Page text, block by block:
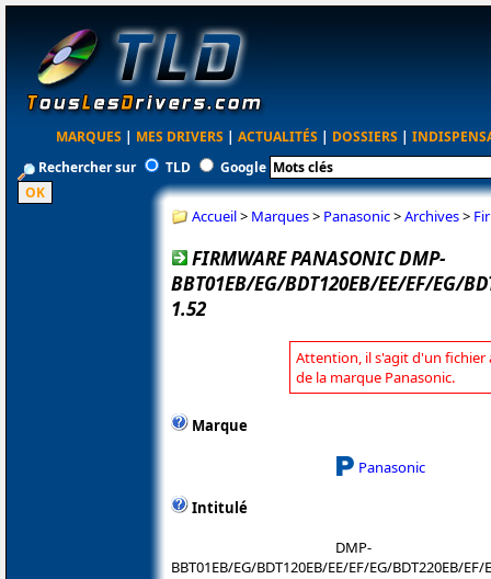
MARQUES | MES DRIVERS | ACTUALITÉS | DOSSIERS |
Rechercher sur
TLD Google
Accueil> Marques> Panasonic>Archives>
FIRMWARE PANASONIC DMP-
BBT01EB/EG/BDT120EB/EE/EF/EG/
1.52
Attention, il s'agit d'un fichier
de la marque Panasonic.
Marque
Panasonic
Intitulé
DMP-
BBT01EB/EG/BDT120EB/EE/EF/EG/BDT220EB/